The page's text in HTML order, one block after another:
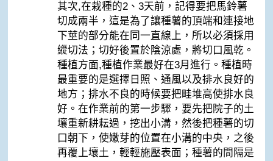
其次,在栽種的2、3天前，記得要把馬鈴薯
切成兩半，這是為了讓種薯的頂端和連接地
下莖的部分能在同一直線上，所以必須採用
縱切法；切好後置於陰涼處，將切口風乾。
種植方面,種植作業最好在3月進行。種植時
最重要的是選擇日照、通風以及排水良好的
地方；排水不良的時候要把畦堆高使排水良
好。在作業前的第一步驟，要先把院子的土
壤重新耕耘過，挖出小溝，然後把種薯的切
口朝下，使嫩芽的位置在小溝的中央，之後
再覆上壤土，輕輕施壓表面；種薯的間隔是